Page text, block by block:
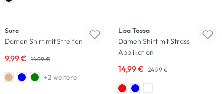
Sure
Damen Shirt mit Streifen
9,99 € 14,99 €
+2 weitere
Lisa Tossa
Damen Shirt mit Strass-
Applikation
14,99 € 24,99 €